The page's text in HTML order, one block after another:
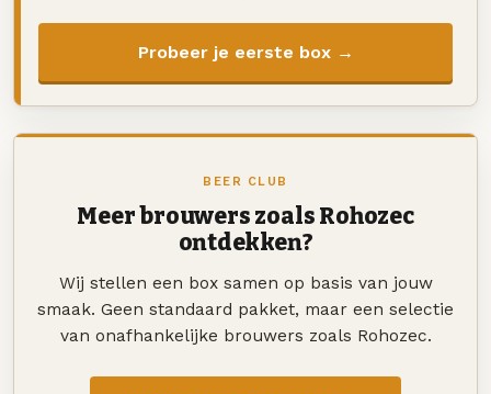
Probeer je eerste box →
BEER CLUB
Meer brouwers zoals Rohozec
ontdekken?
Wij stellen een box samen op basis van jouw
smaak. Geen standaard pakket, maar een selectie
van onafhankelijke brouwers zoals Rohozec.